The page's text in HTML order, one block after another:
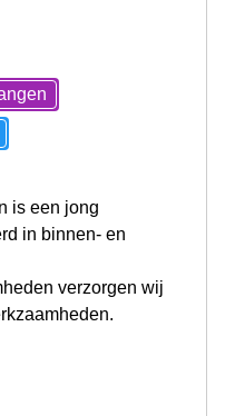
is een jong
in binnen- en
verzorgen wij